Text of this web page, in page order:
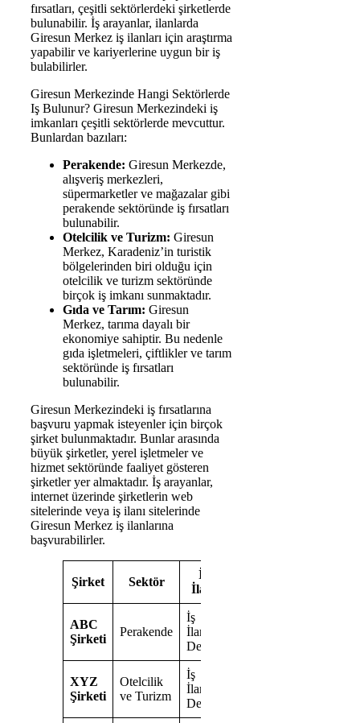
fırsatları, çeşitli sektörlerdeki şirketlerde
bulunabilir. İş arayanlar, ilanlarda
Giresun Merkez iş ilanları için araştırma
yapabilir ve kariyerlerine uygun bir iş
bulabilirler.
Giresun Merkezinde Hangi Sektörlerde
Iş Bulunur? Giresun Merkezindeki iş
imkanları çeşitli sektörlerde mevcuttur.
Bunlardan bazıları:
Perakende: Giresun Merkezde,
alışveriş merkezleri,
süpermarketler ve mağazalar gibi
perakende sektöründe iş fırsatları
bulunabilir.
Otelcilik ve Turizm: Giresun
Merkez, Karadeniz’in turistik
bölgelerinden biri olduğu için
otelcilik ve turizm sektöründe
birçok iş imkanı sunmaktadır.
Gıda ve Tarım: Giresun
Merkez, tarıma dayalı bir
ekonomiye sahiptir. Bu nedenle
gıda işletmeleri, çiftlikler ve tarım
sektöründe iş fırsatları
bulunabilir.
Giresun Merkezindeki iş fırsatlarına
başvuru yapmak isteyenler için birçok
şirket bulunmaktadır. Bunlar arasında
büyük şirketler, yerel işletmeler ve
hizmet sektöründe faaliyet gösteren
şirketler yer almaktadır. İş arayanlar,
internet üzerinde şirketlerin web
sitelerinde veya iş ilanı sitelerinde
Giresun Merkez iş ilanlarına
başvurabilirler.
Şirket Sektör
İş
İlanı
ABC
Şirketi
Perakende
İş
İlanı
Detayı
XYZ
Şirketi
Otelcilik
ve Turizm
İş
İlanı
Detayı